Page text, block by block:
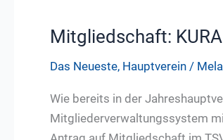
Mitgliedschaft:
Das Neueste, Hauptverein /
Wie bereits in der
Mitgliederverwaltungssystem